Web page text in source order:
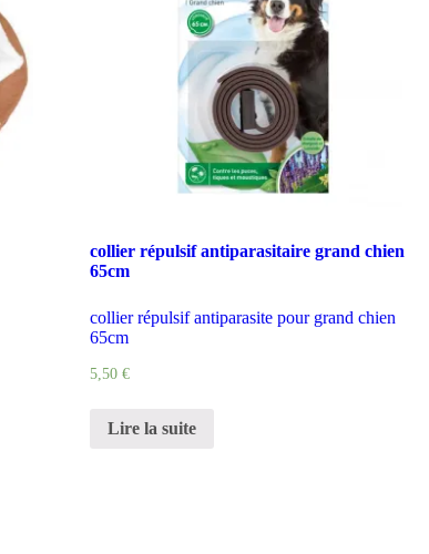
collier répulsif antiparasitaire grand chien
65cm
collier répulsif antiparasite pour grand chien
65cm
5,50 €
Lire la suite